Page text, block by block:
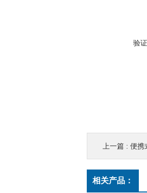
验
上一篇 : 便携
相关产品：